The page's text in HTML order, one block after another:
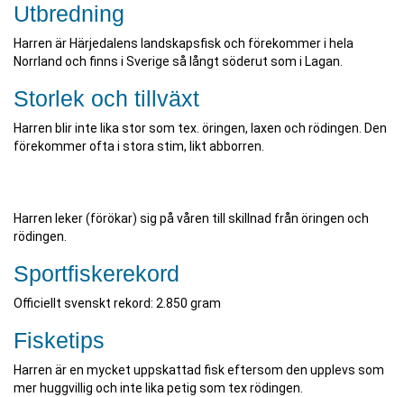
Utbredning
Harren är Härjedalens landskapsfisk och förekommer i hela
Norrland och finns i Sverige så långt söderut som i Lagan.
Storlek och tillväxt
Harren blir inte lika stor som tex. öringen, laxen och rödingen. Den
förekommer ofta i stora stim, likt abborren.
Harren leker (förökar) sig på våren till skillnad från öringen och
rödingen.
Sportfiskerekord
Officiellt svenskt rekord: 2.850 gram
Fisketips
Harren är en mycket uppskattad fisk eftersom den upplevs som
mer huggvillig och inte lika petig som tex rödingen.